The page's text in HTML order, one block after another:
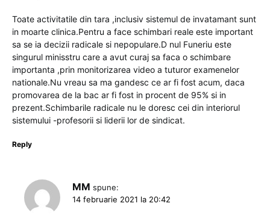
Toate activitatile din tara ,inclusiv sistemul de invatamant sunt
in moarte clinica.Pentru a face schimbari reale este important
sa se ia decizii radicale si nepopulare.D nul Funeriu este
singurul minisstru care a avut curaj sa faca o schimbare
importanta ,prin monitorizarea video a tuturor examenelor
nationale.Nu vreau sa ma gandesc ce ar fi fost acum, daca
promovarea de la bac ar fi fost in procent de 95% si in
prezent.Schimbarile radicale nu le doresc cei din interiorul
sistemului -profesorii si liderii lor de sindicat.
Reply
MM spune:
14 februarie 2021 la 20:42